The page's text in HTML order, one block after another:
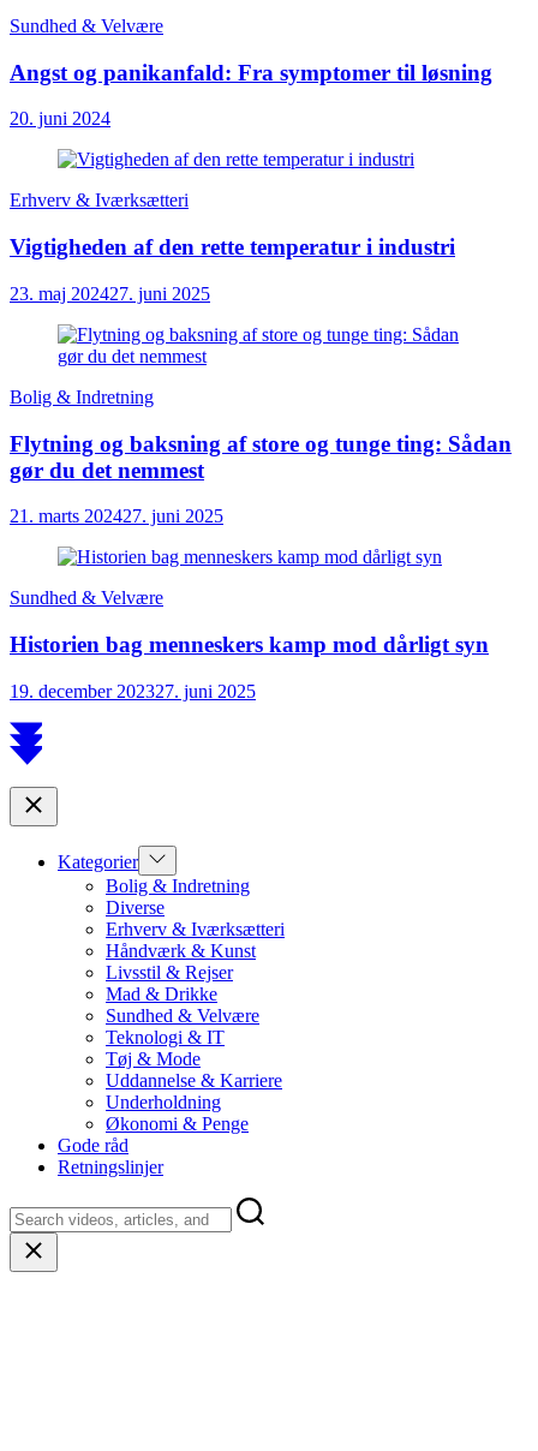
Sundhed & Velvære
Angst og panikanfald: Fra symptomer til løsning
20. juni 2024
Erhverv & Iværksætteri
Vigtigheden af den rette temperatur i industri
23. maj 202427. juni 2025
Bolig & Indretning
Flytning og baksning af store og tunge ting: Sådan
gør du det nemmest
21. marts 202427. juni 2025
Sundhed & Velvære
Historien bag menneskers kamp mod dårligt syn
19. december 202327. juni 2025
Scroll
to
Close
Kategorier Show
sub
menu
Bolig & Indretning
Diverse
Erhverv & Iværksætteri
Håndværk & Kunst
Livsstil & Rejser
Mad & Drikke
Sundhed & Velvære
Teknologi & IT
Tøj & Mode
Uddannelse & Karriere
Underholdning
Økonomi & Penge
Gode råd
Retningslinjer
Close
search